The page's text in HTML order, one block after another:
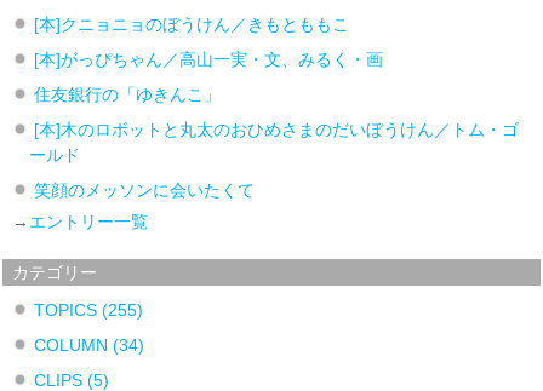
[本]クニョニョのぼうけん／きもとももこ
[本]がっぴちゃん／高山一実・文、みるく・画
住友銀行の「ゆきんこ」
[本]木のロボットと丸太のおひめさまのだいぼうけん／トム・ゴ
ールド
笑顔のメッソンに会いたくて
→ エントリー一覧
カテゴリー
TOPICS (255)
COLUMN (34)
CLIPS (5)